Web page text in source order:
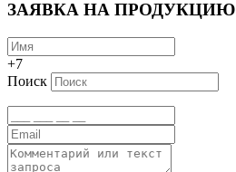
ЗАЯВКА НА ПРОДУКЦИЮ
+7
Поиск